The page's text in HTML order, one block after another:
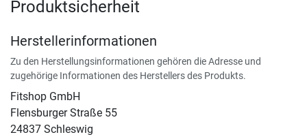
Produktsicherheit
Herstellerinformationen
Zu den Herstellungsinformationen gehören die Adresse und
zugehörige Informationen des Herstellers des Produkts.
Fitshop GmbH
Flensburger Straße 55
24837 Schleswig